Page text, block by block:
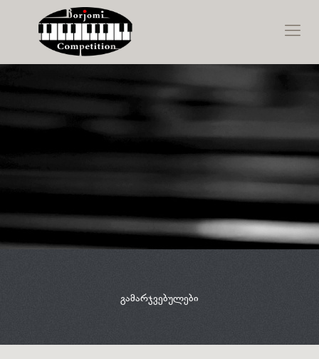
გამარჯვებულები